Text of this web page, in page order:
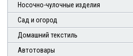
Носочно-чулочные изделия
Сад и огород
Домашний текстиль
Автотовары